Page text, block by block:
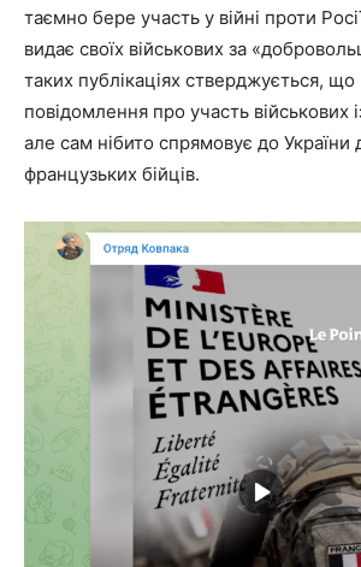
таємно бере участь у війні проти
видає своїх військових за
таких публікаціях стверджується, що
повідомлення про участь військових
але сам нібито спрямовує до України
французьких бійців.